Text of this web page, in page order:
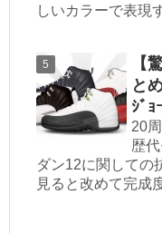
しいカラーで表現
【
と
ｼﾞｮ
20
歴
ダン12に関しての
見ると改めて完成